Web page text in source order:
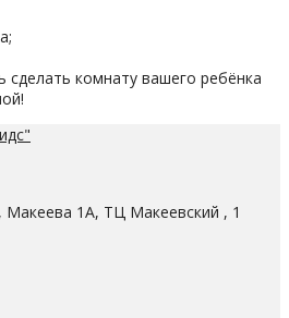
сделать комнату вашего ребёнка
1А, ТЦ Макеевский , 1